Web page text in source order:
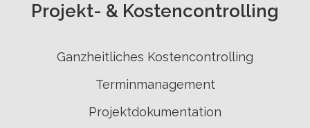
Projekt- & Kosten­controlling
Ganzheitliches Kostencontrolling
Terminmanagement
Projektdokumentation